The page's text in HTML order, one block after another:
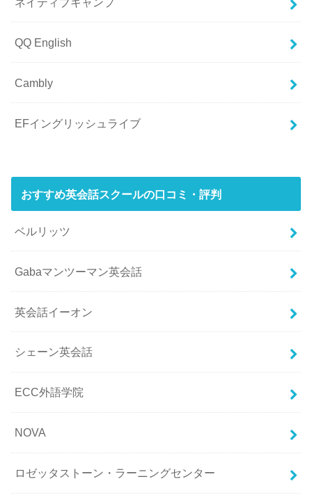
QQ English
Cambly
EFイングリッシュライブ
おすすめ英会話スクールの口コミ・評判
ベルリッツ
Gabaマンツーマン英会話
英会話イーオン
シェーン英会話
ECC外語学院
NOVA
ロゼッタストーン・ラーニングセンター